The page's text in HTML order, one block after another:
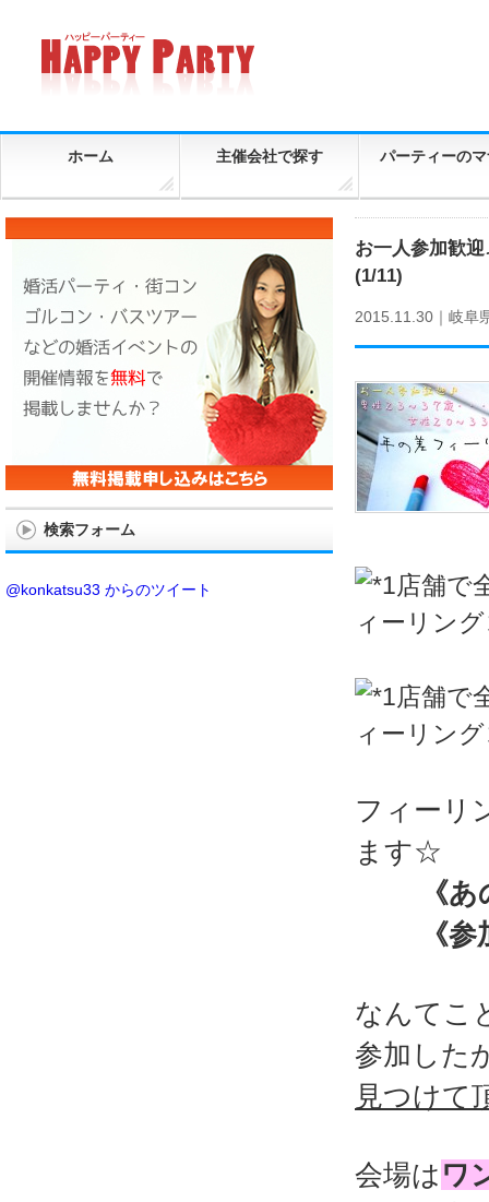
ホーム 主催会社で探す パーティーの
お一人参加歓
(1/11)
2015.11.30｜ 岐阜
フィーリ
ます☆
《
《
なんてこ
参加した
見つけて
会場は ワ
検索フォーム
@konkatsu33 からのツイート